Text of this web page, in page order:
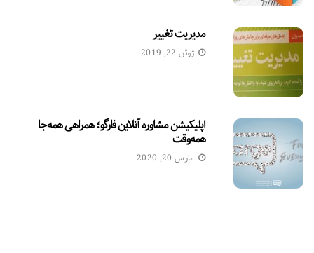
مدیریت تغییر
ژوئن 22, 2019
اپلیکیشن مشاوره آنلاین فارگو؛ همراهی همه‌جا
همه‌وقت
مارس 20, 2020